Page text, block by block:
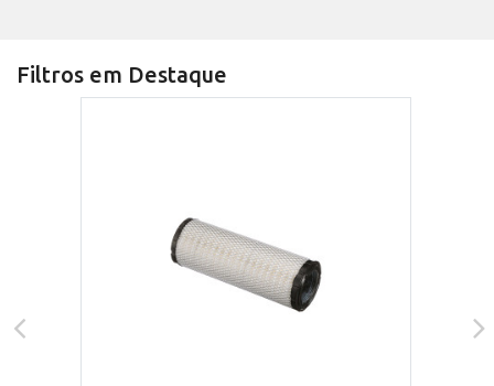
Filtros em Destaque